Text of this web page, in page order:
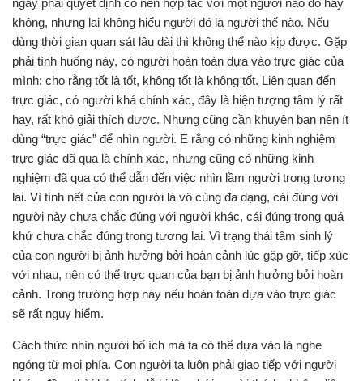
ngày phải quyết định có nên hợp tác với một người nào đó hay
không, nhưng lại không hiểu người đó là người thế nào. Nếu
dùng thời gian quan sát lâu dài thì không thể nào kịp được. Gặp
phải tình huống này, có người hoàn toàn dựa vào trực giác của
mình: cho rằng tốt là tốt, không tốt là không tốt. Liên quan đến
trực giác, có người khá chính xác, đây là hiện tượng tâm lý rất
hay, rất khó giải thích được. Nhưng cũng cần khuyên bạn nên ít
dùng “trực giác” để nhìn người. E rằng có những kinh nghiệm
trực giác đã qua là chính xác, nhưng cũng có những kinh
nghiệm đã qua có thể dẫn đến việc nhìn lầm người trong tương
lai. Vì tính nết của con người là vô cùng đa dạng, cái đúng với
người này chưa chắc đúng với người khác, cái đúng trong quá
khứ chưa chắc đúng trong tương lai. Vì trạng thái tâm sinh lý
của con người bị ảnh hưởng bởi hoàn cảnh lúc gặp gỡ, tiếp xúc
với nhau, nên có thể trực quan của bạn bị ảnh hưởng bởi hoàn
cảnh. Trong trường hợp này nếu hoàn toàn dựa vào trực giác
sẽ rất nguy hiểm.
Cách thức nhìn người bổ ích mà ta có thể dựa vào là nghe
ngóng từ mọi phía. Con người ta luôn phải giao tiếp với người